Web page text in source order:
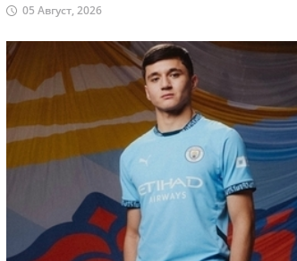
05 Август, 2026